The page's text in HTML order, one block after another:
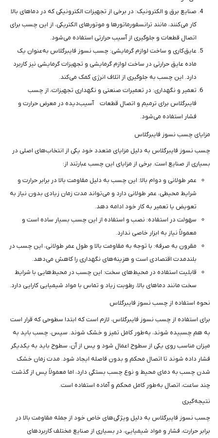
صنایع برق و الکترونیک: در برخی از تجهیزات الکترونیکی که در دماهای بالا
کار می‌کنند، مانند ترانسفورماتورها و موتورهای الکتریکی، از این چسب برای
اتصال قطعات و جلوگیری از آسیب حرارتی استفاده می‌شود.
عایق‌کاری و ساخت لوازم گرمایشی: چسب نسوز فایبرگلاس به‌عنوان یک
ماده عایق حرارتی در ساخت لوازم گرمایشی و تجهیزات گرمایشی نیز کاربرد
دارد. این چسب به جلوگیری از اتلاف انرژی کمک می‌کند.
تعمیر و نگهداری: در تعمیرات صنعتی و نگهداری تجهیزات، از چسب
فایبرگلاس برای ترمیم و اتصال قطعات آسیب‌دیده در معرض حرارت و
فشار استفاده می‌شود.
مزایای چسب نسوز فایبرگلاس
چسب نسوز فایبرگلاس به دلیل مزایای متعدد خود یکی از انتخاب‌های اصلی در
بسیاری از صنایع است. برخی از مزایای این چسب عبارتند از:
عمر طولانی و دوام بالا: این چسب به دلیل مقاومت بالا در برابر حرارت و
شرایط محیطی، عمر طولانی دارد و می‌تواند مدت زمان زیادی بدون نیاز به
تعویض یا تعمیر به کار خود ادامه دهد.
سهولت در استفاده: نصب و استفاده از این چسب بسیار ساده است و
معمولاً نیاز به ابزار خاصی ندارد.
مقرون به صرفه: با توجه به مقاومت بالا و طول عمر طولانی، این چسب در
بلندمدت اقتصادی است و هزینه‌های نگهداری را کاهش می‌دهد.
قابلیت استفاده در محیط‌های سخت: این چسب در محیط‌هایی با شرایط
سخت مانند دماهای بالا، رطوبت زیاد و تماس با مواد شیمیایی کارایی دارد.
نحوه استفاده از چسب نسوز فایبرگلاس
برای استفاده از چسب نسوز فایبرگلاس، لازم است که ابتدا سطوحی که قرار است
به هم چسبیده شوند، به‌طور کامل تمیز و خشک شوند. سپس، چسب باید به
میزان مناسب روی یکی از سطوح اعمال شود و پس از آن، سطوح باید به یکدیگر
فشار داده شوند تا اتصال محکم و بدون فاصله ایجاد شود. مدت زمان خشک
شدن چسب به دمای محیط و نوع چسب بستگی دارد، اما معمولاً پس از گذشت
چند ساعت، اتصال به‌طور کامل محکم و آماده استفاده است.
نتیجه‌گیری
چسب نسوز فایبرگلاس به دلیل ویژگی‌های خاص خود از جمله مقاومت بالا در
برابر حرارت، فشار و مواد شیمیایی، در بسیاری از صنایع مختلف کاربردهای